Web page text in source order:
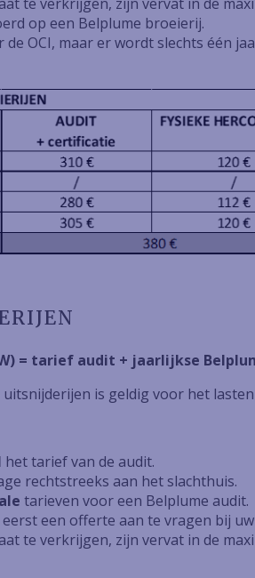
op een Belplume broeierij.
OCI, maar er wordt slechts één
= tarief audit + jaarlijkse
is geldig voor het
het tarief van de audit.
rechtstreeks aan het slachthuis.
tarieven voor een Belplume audit.
een offerte aan te vragen bij
te verkrijgen, zijn vervat in de